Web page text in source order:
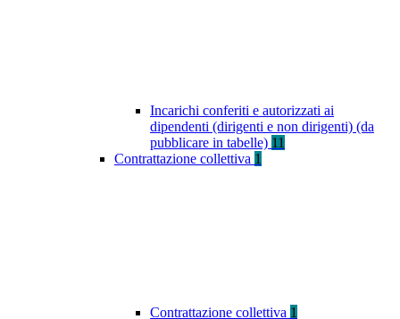
Incarichi conferiti e autorizzati ai
dipendenti (dirigenti e non dirigenti) (da
pubblicare in tabelle) 11
Contrattazione collettiva 1
Contrattazione collettiva 1